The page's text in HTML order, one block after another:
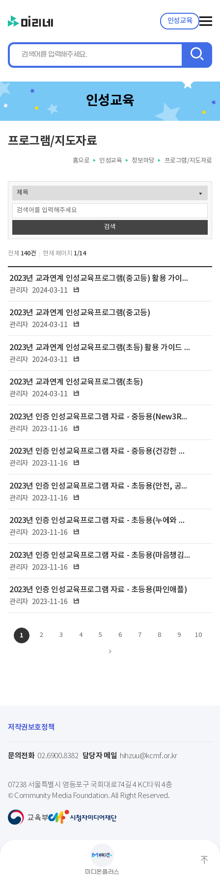
인성교육
인성교육
프로그램/지도자료
홈으로 ▶ 인성교육 ▶ 정보마당 ▶ 프로그램/지도자료
전체 140건 현재 페이지 1/14
로
그
지
도
자
료
번
호,
목,
작
등
록
일,
조
수,
첨
부
에
게
시
글
목
록
2023년 교과연계 인성교육프로그램(중고등) 활용 가이드 영상
관리자 2024-03-11 파일다운로드
2023년 교과연계 인성교육프로그램(중고등)
관리자 2024-03-11 파일다운로드
2023년 교과연계 인성교육프로그램(초등) 활용 가이드 영상
관리자 2024-03-11 파일다운로드
2023년 교과연계 인성교육프로그램(초등)
관리자 2024-03-11 파일다운로드
2023년 인증 인성교육프로그램 자료 - 중등용(New3R인성교육)
관리자 2023-11-16 파일다운로드
2023년 인증 인성교육프로그램 자료 - 중등용(건강한 마음을 만드는 마인드교육)
관리자 2023-11-16 파일다운로드
2023년 인증 인성교육프로그램 자료 - 초등용(안전, 공존, 책임이와 함께 하는 디지털 시민 탐험대)
관리자 2023-11-16 파일다운로드
2023년 인증 인성교육프로그램 자료 - 초등용(누에와 함께 놀자)
관리자 2023-11-16 파일다운로드
2023년 인증 인성교육프로그램 자료 - 초등용(마음챙김으로 인성나무 기르기)
관리자 2023-11-16 파일다운로드
2023년 인증 인성교육프로그램 자료 - 초등용(파인애플)
관리자 2023-11-16 파일다운로드
1 2 3 4 5 6 7 8 9 10
미디온플러스
저작권보호정책
문의전화 02.6900.8382 담당자 메일 hihzuu@kcmf.or.kr
07238 서울특별시 영등포구 국회대로74길 4 KC타워 4층
© Community Media Foundation. All Right Reserved.